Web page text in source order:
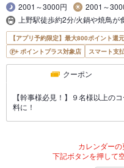
2001～3000円
2001～
上野駅徒歩約2分/火鍋や焼鳥が
【アプリ予約限定】最大800ポイント還
ポイントプラス対象店
スマート支
クーポン
【幹事様必見！】９名様以上の
料に！
カレンダーの
下記ボタンを押して